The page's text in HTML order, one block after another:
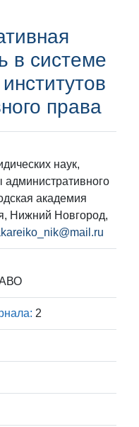
в системе
права
наук,
академия
Нижний Новгород,
2